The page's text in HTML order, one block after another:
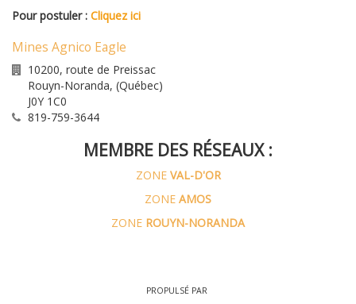
Pour postuler : Cliquez ici
Mines Agnico Eagle
10200, route de Preissac
Rouyn-Noranda, (Québec)
J0Y 1C0
819-759-3644
MEMBRE DES RÉSEAUX :
ZONE VAL-D'OR
ZONE AMOS
ZONE ROUYN-NORANDA
PROPULSÉ PAR